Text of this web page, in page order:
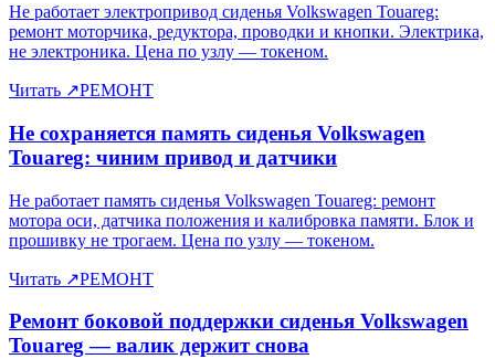
Не работает электропривод сиденья Volkswagen Touareg:
ремонт моторчика, редуктора, проводки и кнопки. Электрика,
не электроника. Цена по узлу — токеном.
Читать ↗РЕМОНТ
Не сохраняется память сиденья Volkswagen
Touareg: чиним привод и датчики
Не работает память сиденья Volkswagen Touareg: ремонт
мотора оси, датчика положения и калибровка памяти. Блок и
прошивку не трогаем. Цена по узлу — токеном.
Читать ↗РЕМОНТ
Ремонт боковой поддержки сиденья Volkswagen
Touareg — валик держит снова